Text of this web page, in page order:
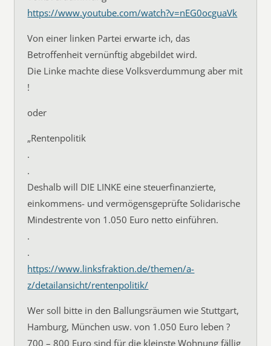
https://www.youtube.com/watch?v=nEG0ocguaVk
Von einer linken Partei erwarte ich, das
Betroffenheit vernünftig abgebildet wird.
Die Linke machte diese Volksverdummung aber mit
!
oder
„Rentenpolitik
.
.
Deshalb will DIE LINKE eine steuerfinanzierte,
einkommens- und vermögensgeprüfte Solidarische
Mindestrente von 1.050 Euro netto einführen.
.
.
https://www.linksfraktion.de/themen/a-
z/detailansicht/rentenpolitik/
Wer soll bitte in den Ballungsräumen wie Stuttgart,
Hamburg, München usw. von 1.050 Euro leben ?
700 – 800 Euro sind für die kleinste Wohnung fällig